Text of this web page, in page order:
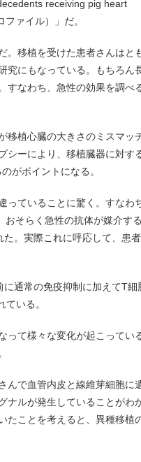
receiving pig heart
ァイル）」だ。
。移植を受けた患者さんはと
究にもなっている。もちろん
すなわち、急性の効果を調べ
移植心臓の大きさのミスマッ
シーにより、移植臓器に対す
がポイントになる。
っていることに驚く。すなわ
そらく急性の抗体が媒介する
。実際これに呼応して、患者
通常の免疫抑制に加えてT細
いる。
って様々な変化が起こってい
んで血管内皮と線維芽細胞に
ナルが発生していることがわ
たことを考えると、異種移植